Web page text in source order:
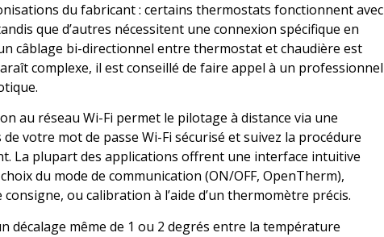
du fabricant : certains thermostats fonctionnent avec
que d’autres nécessitent une connexion spécifique en
câblage bi-directionnel entre thermostat et chaudière est
complexe, il est conseillé de faire appel à un professionnel
au réseau Wi-Fi permet le pilotage à distance via une
votre mot de passe Wi-Fi sécurisé et suivez la procédure
La plupart des applications offrent une interface intuitive
du mode de communication (ON/OFF, OpenTherm),
ou calibration à l’aide d’un thermomètre précis.
décalage même de 1 ou 2 degrés entre la température